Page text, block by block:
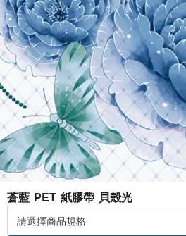
蒼藍 PET 紙膠帶 貝殼光